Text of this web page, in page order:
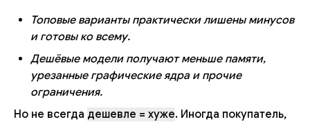
Топовые варианты практически лишены минусов
и готовы ко всему.
Дешёвые модели получают меньше памяти,
урезанные графические ядра и прочие
ограничения.
Но не всегда дешевле = хуже. Иногда покупатель,